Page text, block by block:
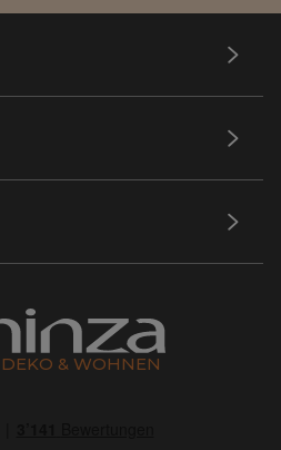
& WOHNEN